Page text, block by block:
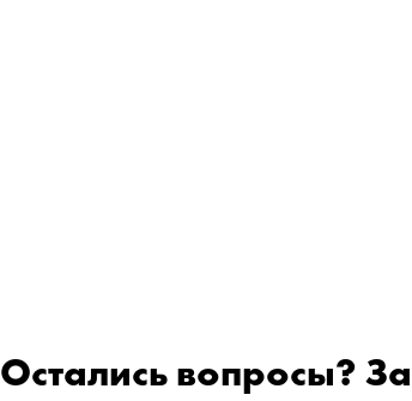
Остались вопросы?